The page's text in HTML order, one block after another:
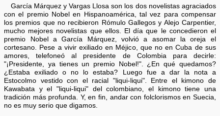
García Márquez y Vargas Llosa son los dos novelistas agraciados
con el premio Nobel en Hispanoamérica, tal vez para compensar
los premios que no recibieron Rómulo Gallegos y Alejo Carpentier,
mucho mejores novelistas que ellos. El día que le concedieron el
premio Nobel a García Márquez, volvió a asomar la oreja el
cortesano. Pese a vivir exiliado en Méjico, que no en Cuba de sus
amores, telefoneó al presidente de Colombia para decirle:
"¡Presidente, ya tienes un premio Nobel!". ¿En qué quedamos?
¿Estaba exiliado o no lo estaba? Luego fue a dar la nota a
Estocolmo vestido con el racial "liqui-liqui". Entre el kimono de
Kawabata y el "liqui-liqui" del colombiano, el kimono tiene una
tradición más profunda. Y, en fin, andar con folclorismos en Suecia,
no es muy serio que digamos.